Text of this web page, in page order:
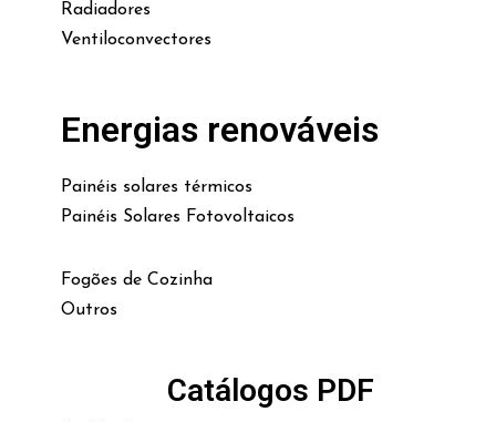
Radiadores
Ventiloconvectores
Energias renováveis
Painéis solares térmicos
Painéis Solares Fotovoltaicos
Fogões de Cozinha
Outros
Catálogos PDF